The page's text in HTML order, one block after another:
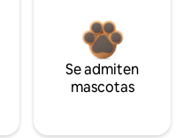
Se admiten
mascotas